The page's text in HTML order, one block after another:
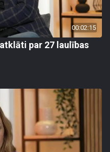
00:02:15
par 27 laulības